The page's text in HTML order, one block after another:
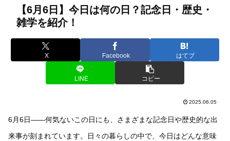
【6月6日】今日は何の日？記念日・歴史・
雑学を紹介！
X Facebook はてブ
LINE コピー
2025.06.05
6月6日――何気ないこの日にも、さまざまな記念日や歴史的な出
来事が刻まれています。日々の暮らしの中で、今日はどんな意味